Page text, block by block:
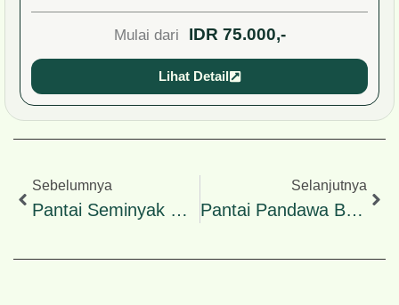
Mulai dari IDR 65.000,-
Lihat Detail
Sebelumnya
Pantai Seminyak Bali: Spot Sunset Terbaik
Selanjutnya
Pantai Pandawa Bali: Hidden Gem Eksotis Di Bali Selatan